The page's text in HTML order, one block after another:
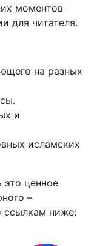
моментов
для читателя.
на разных
и
исламских
это ценное
–
ссылкам ниже: